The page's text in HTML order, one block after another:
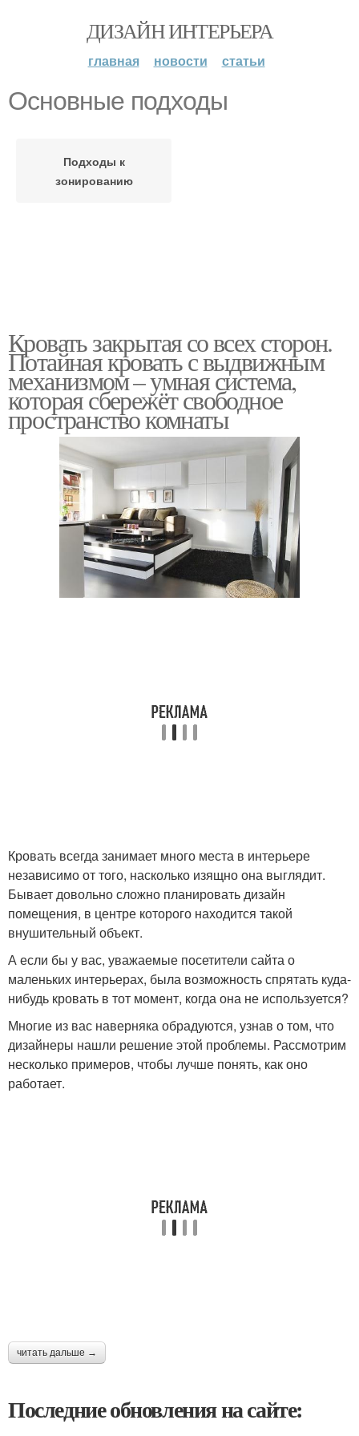
ДИЗАЙН ИНТЕРЬЕРА
главная новости статьи
Основные подходы
Подходы к
зонированию
Кровать закрытая со всех сторон.
Потайная кровать с выдвижным
механизмом – умная система,
которая сбережёт свободное
пространство комнаты
Кровать всегда занимает много места в интерьере
независимо от того, насколько изящно она выглядит.
Бывает довольно сложно планировать дизайн
помещения, в центре которого находится такой
внушительный объект.
А если бы у вас, уважаемые посетители сайта о
маленьких интерьерах, была возможность спрятать куда-
нибудь кровать в тот момент, когда она не используется?
Многие из вас наверняка обрадуются, узнав о том, что
дизайнеры нашли решение этой проблемы. Рассмотрим
несколько примеров, чтобы лучше понять, как оно
работает.
читать дальше →
Последние обновления на сайте: